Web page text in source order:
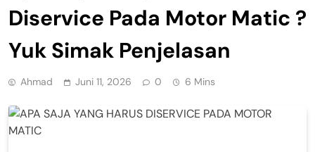
Diservice Pada Motor Matic ?
Yuk Simak Penjelasan
Ahmad Juni 11, 2026 0 6 Mins